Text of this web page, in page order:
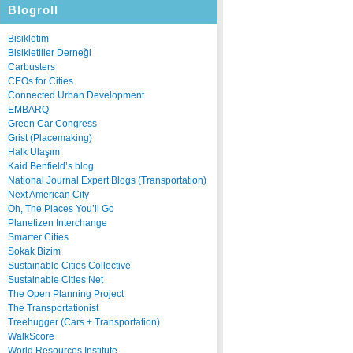
Blogroll
Bisikletim
Bisikletliler Derneği
Carbusters
CEOs for Cities
Connected Urban Development
EMBARQ
Green Car Congress
Grist (Placemaking)
Halk Ulaşım
Kaid Benfield’s blog
National Journal Expert Blogs (Transportation)
Next American City
Oh, The Places You’ll Go
Planetizen Interchange
Smarter Cities
Sokak Bizim
Sustainable Cities Collective
Sustainable Cities Net
The Open Planning Project
The Transportationist
Treehugger (Cars + Transportation)
WalkScore
World Resources Institute